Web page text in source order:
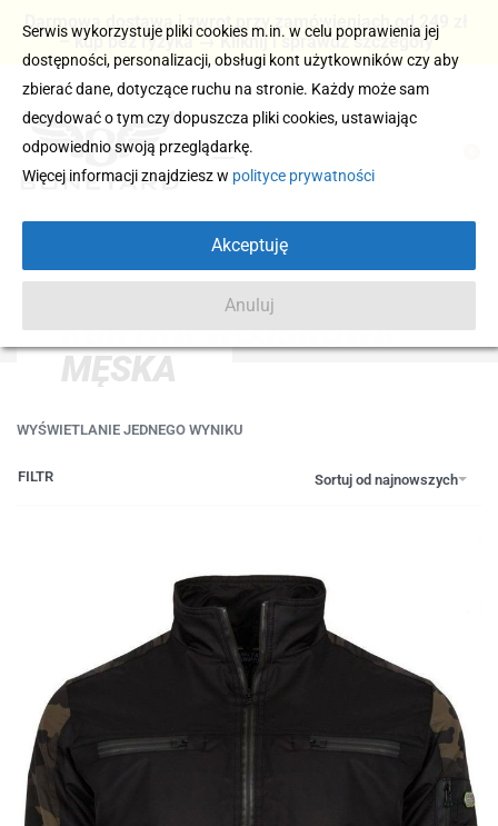
Darmowa dostawa i zwrot przy zamówieniach od 249 zł
– kup bez ryzyka → Kliknij i sprawdź szczegóły
KURTKA WOJSKOWA
MĘSKA
WYŚWIETLANIE JEDNEGO WYNIKU
Sortuj od najnowszych
FILTR
Serwis wykorzystuje pliki cookies m.in. w celu poprawienia jej
dostępności, personalizacji, obsługi kont użytkowników czy aby
zbierać dane, dotyczące ruchu na stronie. Każdy może sam
decydować o tym czy dopuszcza pliki cookies, ustawiając
odpowiednio swoją przeglądarkę.
Więcej informacji znajdziesz w polityce prywatności
Akceptuję
Anuluj